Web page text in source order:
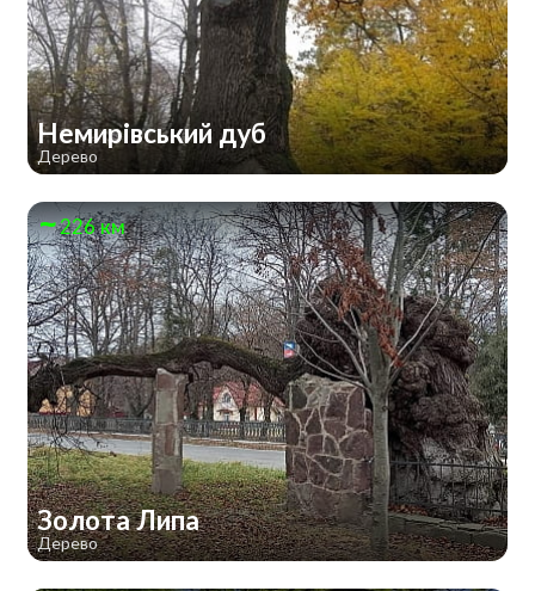
Немирівський дуб
Дерево
226 км
Золота Липа
Дерево